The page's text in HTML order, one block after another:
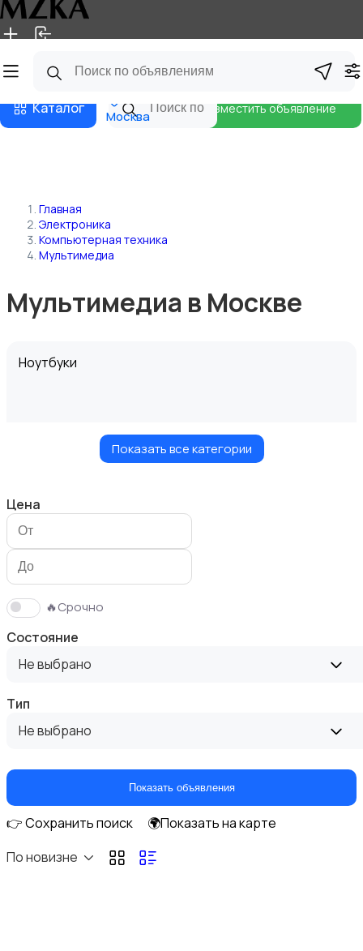
Главная Магазины
Каталог Москва
Разместить объявление
Главная
Электроника
Компьютерная техника
Мультимедиа
Мультимедиа в Москве
Ноутбуки
Мониторы
Оргтехника и расходники
Показать все категории
Цена
🔥Срочно
Состояние
Не выбрано
Тип
Не выбрано
Показать объявления
👉 Сохранить поиск
🌍Показать на карте
По новизне